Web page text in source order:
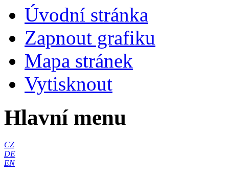
Úvodní stránka
Zapnout grafiku
Mapa stránek
Vytisknout
Hlavní menu
CZ
DE
EN